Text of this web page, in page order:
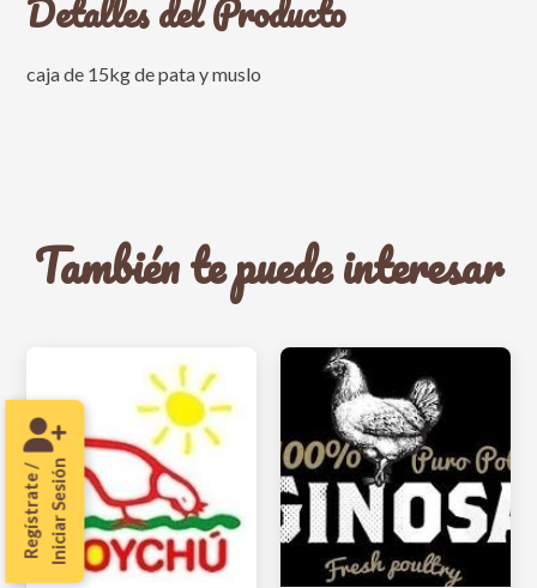
Detalles del Producto
caja de 15kg de pata y muslo
También te puede interesar
Regístrate /Iniciar Sesión